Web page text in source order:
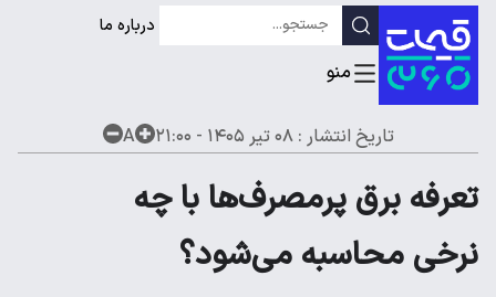
درباره ما
تاریخ انتشار :۰۸ تیر ۱۴۰۵ - ۲۱:۰۰ A
تعرفه برق پرمصرف‌ها با چه
نرخی محاسبه می‌شود؟